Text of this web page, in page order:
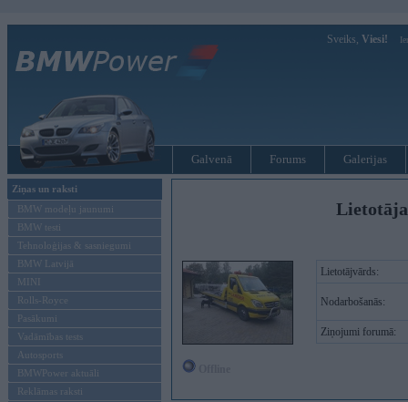
Sveiks, Viesi!
Galvenā Forums Galerijas
Ziņas un raksti
BMW modeļu jaunumi
BMW testi
Tehnoloģijas & sasniegumi
BMW Latvijā
MINI
Rolls-Royce
Pasākumi
Vadāmības tests
Autosports
BMWPower aktuāli
Reklāmas raksti
Lietotājvārds:
Nodarbošanās:
Ziņojumi forumā: